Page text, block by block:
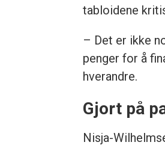
tabloidene
– Det er ikke
penger for å
hverandre.
Gjort på
Nisja-